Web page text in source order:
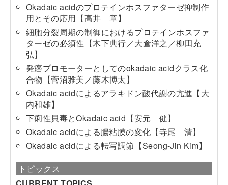
Okadaic acidのプロテインホスファターゼ抑制作
用とその応用【高井 章】
細胞分裂周期の制御におけるプロテインホスファ
ターゼの必須性【木下典行／大倉洋之／柳田充
弘】
発癌プロモーターとしてのokadaic acidクラス化
合物【菅沼雅美／藤木博太】
Okadaic acidによるアラキドン酸代謝の亢進【大
内和雄】
下痢性貝毒とOkadaic acid【安元 健】
Okadaic acidによる腸粘膜の変化【寺尾 清】
Okadaic acidによる転写調節【Seong-Jin Kim】
トピックス